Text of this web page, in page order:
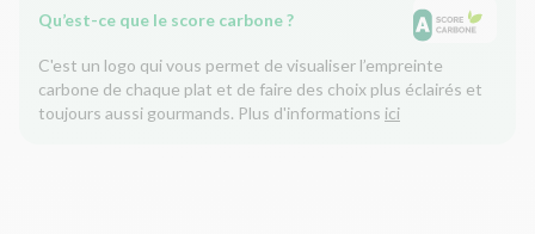
Qu’est-ce que le score carbone ?
C'est un logo qui vous permet de visualiser l’empreinte
carbone de chaque plat et de faire des choix plus éclairés et
toujours aussi gourmands. Plus d'informations ici